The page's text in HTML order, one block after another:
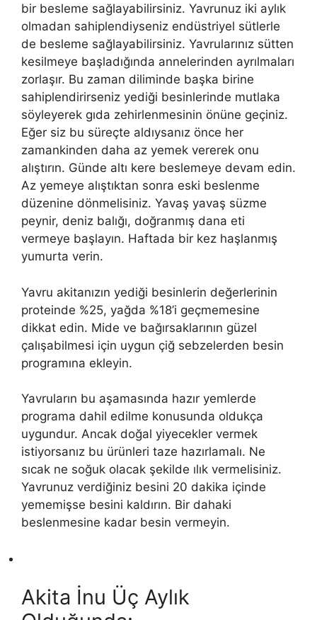
bir besleme sağlayabilirsiniz. Yavrunuz iki aylık
olmadan sahiplendiyseniz endüstriyel sütlerle
de besleme sağlayabilirsiniz. Yavrularınız sütten
kesilmeye başladığında annelerinden ayrılmaları
zorlaşır. Bu zaman diliminde başka birine
sahiplendirirseniz yediği besinlerinde mutlaka
söyleyerek gıda zehirlenmesinin önüne geçiniz.
Eğer siz bu süreçte aldıysanız önce her
zamankinden daha az yemek vererek onu
alıştırın. Günde altı kere beslemeye devam edin.
Az yemeye alıştıktan sonra eski beslenme
düzenine dönmelisiniz. Yavaş yavaş süzme
peynir, deniz balığı, doğranmış dana eti
vermeye başlayın. Haftada bir kez haşlanmış
yumurta verin.
Yavru akitanızın yediği besinlerin değerlerinin
proteinde %25, yağda %18’i geçmemesine
dikkat edin. Mide ve bağırsaklarının güzel
çalışabilmesi için uygun çiğ sebzelerden besin
programına ekleyin.
Yavruların bu aşamasında hazır yemlerde
programa dahil edilme konusunda oldukça
uygundur. Ancak doğal yiyecekler vermek
istiyorsanız bu ürünleri taze hazırlamalı. Ne
sıcak ne soğuk olacak şekilde ılık vermelisiniz.
Yavrunuz verdiğiniz besini 20 dakika içinde
yememişse besini kaldırın. Bir dahaki
beslenmesine kadar besin vermeyin.
Akita İnu Üç Aylık